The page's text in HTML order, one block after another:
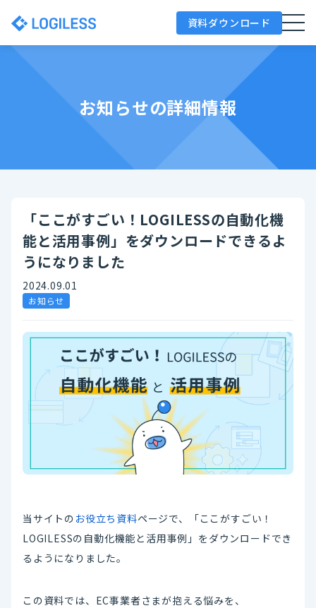
資料ダウンロード
お知らせの詳細情報
「ここがすごい！LOGILESSの自動化機
能と活用事例」をダウンロードできるよ
うになりました
2024.09.01
お知らせ
当サイトの お役立ち資料ページで、「ここがすごい！
LOGILESSの自動化機能と活用事例」をダウンロードでき
るようになりました。
この資料では、EC事業者さまが抱える悩みを、